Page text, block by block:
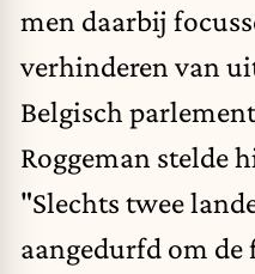
men daarbij
verhinderen van
Belgisch
Roggeman stelde
"Slechts twee
aangedurfd om de